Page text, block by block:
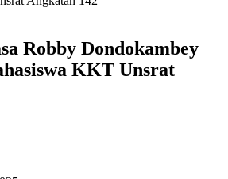
Robby Dondokambey
KKT Unsrat